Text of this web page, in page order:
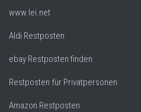
www.lei.net
Aldi Restposten
ebay Restposten finden
Restposten für Privatpersonen
Amazon Restposten